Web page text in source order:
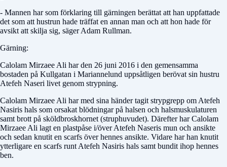
- Mannen har som förklaring till gärningen berättat att han uppfattade
det som att hustrun hade träffat en annan man och att hon hade för
avsikt att skilja sig, säger Adam Rullman.
Gärning:
Calolam Mirzaee Ali har den 26 juni 2016 i den gemensamma
bostaden på Kullgatan i Mariannelund uppsåtligen berövat sin hustru
Atefeh Naseri livet genom strypning.
Calolam Mirzaee Ali har med sina händer tagit strypgrepp om Atefeh
Nasiris hals som orsakat blödningar på halsen och halsmuskulaturen
samt brott på sköldbroskhornet (struphuvudet). Därefter har Calolam
Mirzaee Ali lagt en plastpåse i/över Atefeh Naseris mun och ansikte
och sedan knutit en scarfs över hennes ansikte. Vidare har han knutit
ytterligare en scarfs runt Atefeh Nasiris hals samt bundit ihop hennes
ben.